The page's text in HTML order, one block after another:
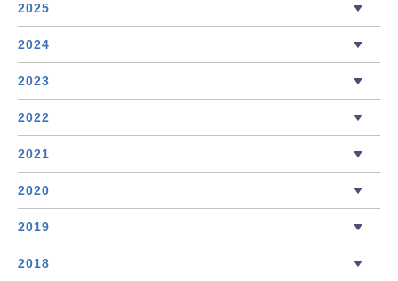
2025
2024
2023
2022
2021
2020
2019
2018